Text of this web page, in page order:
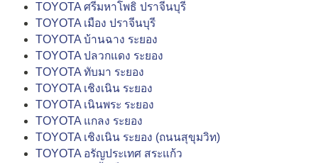
TOYOTA ศรีมหาโพธิ ปราจีนบุรี
TOYOTA เมือง ปราจีนบุรี
TOYOTA บ้านฉาง ระยอง
TOYOTA ปลวกแดง ระยอง
TOYOTA ทับมา ระยอง
TOYOTA เชิงเนิน ระยอง
TOYOTA เนินพระ ระยอง
TOYOTA แกลง ระยอง
TOYOTA เชิงเนิน ระยอง (ถนนสุขุมวิท)
TOYOTA อรัญประเทศ สระแก้ว